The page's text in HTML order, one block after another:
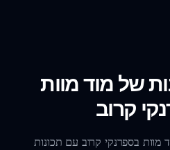
של מוד מוות
קרוב
בספרנקי קרוב עם תכונות